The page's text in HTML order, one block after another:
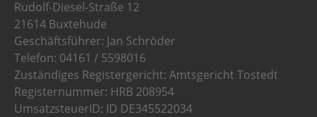
Rudolf-Diesel-Straße 12
21614 Buxtehude
Geschäftsführer: Jan Schröder
Telefon: 04161 / 5598016
Zuständiges Registergericht: Amtsgericht Tostedt
Registernummer: HRB 208954
UmsatzsteuerID: ID DE345522034